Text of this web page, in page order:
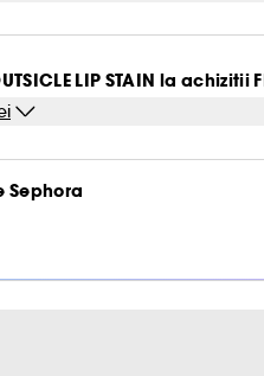
LIP STAIN la achizitii
Sephora